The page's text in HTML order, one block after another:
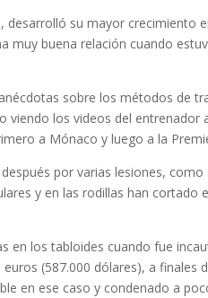
desarrolló su mayor crecimiento
muy buena relación cuando
sobre los métodos de
viendo los videos del entrenador
a Mónaco y luego a la
por varias lesiones,
y en las rodillas han cortado
en los tabloides cuando fue
(587.000 dólares), a finales
en ese caso y condenado a